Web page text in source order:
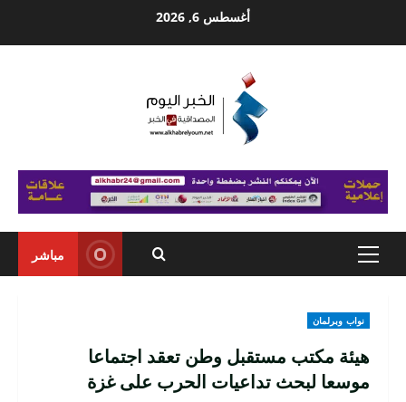
أغسطس 6, 2026
Primary
مباشر
نواب وبرلمان
هيئة مكتب مستقبل وطن تعقد اجتماعا
موسعا لبحث تداعيات الحرب على غزة